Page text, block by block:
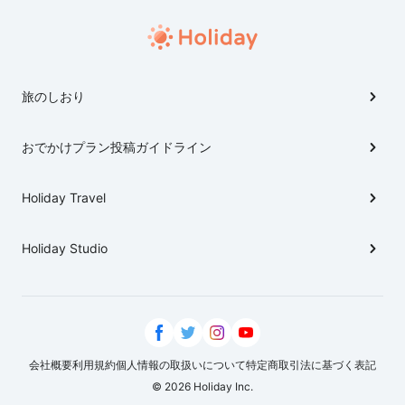
旅のしおり
おでかけプラン投稿ガイドライン
Holiday Travel
Holiday Studio
会社概要利用規約個人情報の取扱いについて特定商取引法に基づく表記
© 2026 Holiday Inc.